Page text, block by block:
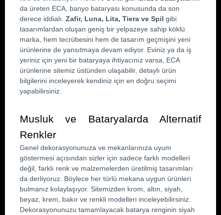
da üreten ECA, banyo bataryası konusunda da son
derece iddialı. Zafir, Luna, Lita, Tiera ve Spil gibi
tasarımlardan oluşan geniş bir yelpazeye sahip köklü
marka, hem tecrübesini hem de tasarım geçmişini yeni
ürünlerine de yansıtmaya devam ediyor. Eviniz ya da iş
yeriniz için yeni bir bataryaya ihtiyacınız varsa, ECA
ürünlerine sitemiz üstünden ulaşabilir, detaylı ürün
bilgilerini inceleyerek kendiniz için en doğru seçimi
yapabilirsiniz.
Musluk ve Bataryalarda Alternatif
Renkler
Genel dekorasyonunuza ve mekanlarınıza uyum
göstermesi açısından sizler için sadece farklı modelleri
değil, farklı renk ve malzemelerden üretilmiş tasarımları
da derliyoruz. Böylece her türlü mekana uygun ürünleri
bulmanız kolaylaşıyor. Sitemizden krom, altın, siyah,
beyaz, krem, bakır ve renkli modelleri inceleyebilirsiniz.
Dekorasyonunuzu tamamlayacak batarya renginin siyah